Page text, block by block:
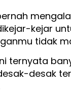
kejar
tidak
ternyata
desak